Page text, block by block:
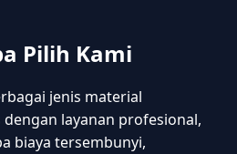
Pilih Kami
jenis material
layanan profesional,
biaya tersembunyi,